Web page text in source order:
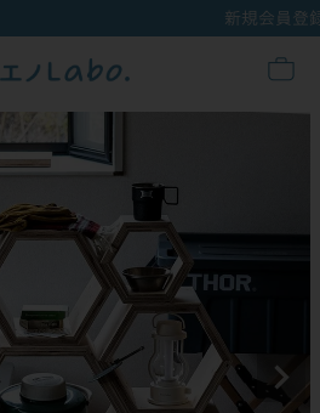
新規会員登録でクーポンプレゼント！